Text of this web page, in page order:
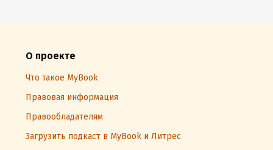
О проекте
Что такое MyBook
Правовая информация
Правообладателям
Загрузить подкаст в MyBook и Литрес